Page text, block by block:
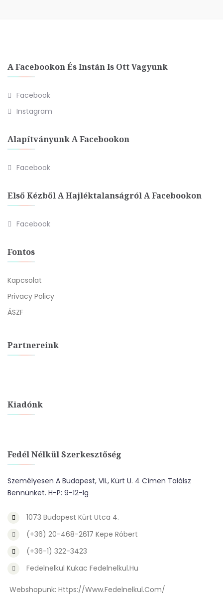
A Facebookon És Instán Is Ott Vagyunk
Facebook
Instagram
Alapítványunk A Facebookon
Facebook
Első Kézből A Hajléktalanságról A Facebookon
Facebook
Fontos
Kapcsolat
Privacy Policy
ÁSZF
Partnereink
Kiadónk
Fedél Nélkül Szerkesztőség
Személyesen A Budapest, VII., Kürt U. 4 Címen Találsz
Bennünket. H-P: 9-12-Ig
1073 Budapest Kürt Utca 4.
(+36) 20-468-2617 Kepe Róbert
(+36-1) 322-3423
Fedelnelkul Kukac Fedelnelkul.hu
Webshopunk: Https://www.fedelnelkul.com/